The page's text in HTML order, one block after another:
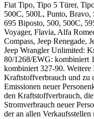
Fiat Tipo, Tipo 5 Türer,
500C, 500L, Punto,
695 Biposto, 500, 500C,
Voyager, Flavia, Alfa
Compass, Jeep Renegade,
Jeep Wrangler Unlimited:
80/1268/EWG: kombiniert
kombiniert 327-90.
Kraftstoffverbrauch und zu
Emissionen neuer
den Kraftstoffverbrauch,
Stromverbrauch neuer
der an allen Verkaufsstellen